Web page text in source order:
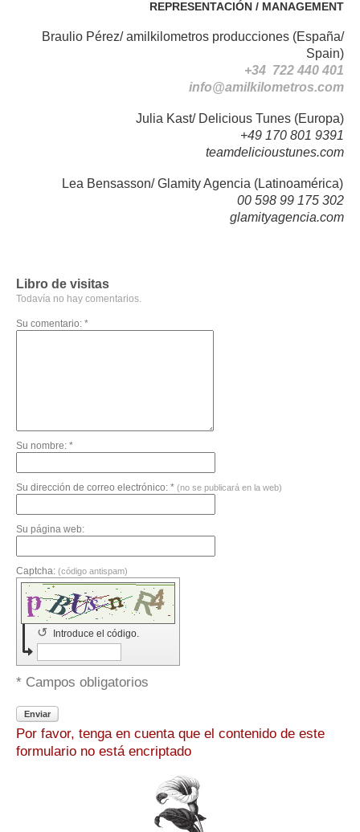
REPRESENTACIÓN / MANAGEMENT
Braulio Pérez/ amilkilometros producciones (España/
Spain)
+34 722 440 401
info@amilkilometros.com
Julia Kast/ Delicious Tunes (Europa)
+49 170 801 9391
teamdelicioustunes.com
Lea Bensasson/ Glamity Agencia (Latinoamérica)
00 598 99 175 302
glamityagencia.com
Libro de visitas
Todavía no hay comentarios.
Su comentario: *
Su nombre: *
Su dirección de correo electrónico: * (no se publicará en la web)
Su página web:
Captcha: (código antispam)
Introduce el código.
↺
* Campos obligatorios
Enviar
Por favor, tenga en cuenta que el contenido de este
formulario no está encriptado